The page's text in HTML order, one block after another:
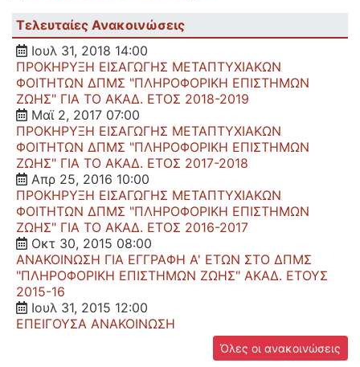
Τελευταίες Ανακοινώσεις
Ιουλ 31, 2018 14:00
ΠΡΟΚΗΡΥΞΗ ΕΙΣΑΓΩΓΗΣ ΜΕΤΑΠΤΥΧΙΑΚΩΝ
ΦΟΙΤΗΤΩΝ ΔΠΜΣ "ΠΛΗΡΟΦΟΡΙΚΗ ΕΠΙΣΤΗΜΩΝ
ΖΩΗΣ" ΓΙΑ ΤΟ ΑΚΑΔ. ΕΤΟΣ 2018-2019
Μαϊ 2, 2017 07:00
ΠΡΟΚΗΡΥΞΗ ΕΙΣΑΓΩΓΗΣ ΜΕΤΑΠΤΥΧΙΑΚΩΝ
ΦΟΙΤΗΤΩΝ ΔΠΜΣ "ΠΛΗΡΟΦΟΡΙΚΗ ΕΠΙΣΤΗΜΩΝ
ΖΩΗΣ" ΓΙΑ ΤΟ ΑΚΑΔ. ΕΤΟΣ 2017-2018
Απρ 25, 2016 10:00
ΠΡΟΚΗΡΥΞΗ ΕΙΣΑΓΩΓΗΣ ΜΕΤΑΠΤΥΧΙΑΚΩΝ
ΦΟΙΤΗΤΩΝ ΔΠΜΣ "ΠΛΗΡΟΦΟΡΙΚΗ ΕΠΙΣΤΗΜΩΝ
ΖΩΗΣ" ΓΙΑ ΤΟ ΑΚΑΔ. ΕΤΟΣ 2016-2017
Οκτ 30, 2015 08:00
ΑΝΑΚΟΙΝΩΣΗ ΓΙΑ ΕΓΓΡΑΦΗ Α' ΕΤΩΝ ΣΤΟ ΔΠΜΣ
"ΠΛΗΡΟΦΟΡΙΚΗ ΕΠΙΣΤΗΜΩΝ ΖΩΗΣ" ΑΚΑΔ. ΕΤΟΥΣ
2015-16
Ιουλ 31, 2015 12:00
ΕΠΕΙΓΟΥΣΑ ΑΝΑΚΟΙΝΩΣΗ
Όλες οι ανακοινώσεις